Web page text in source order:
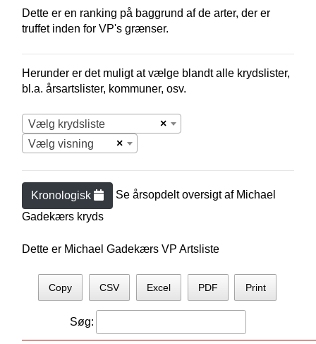
Dette er en ranking på baggrund af de arter, der er
truffet inden for VP's grænser.
Herunder er det muligt at vælge blandt alle krydslister,
bl.a. årsartslister, kommuner, osv.
×
Vælg krydsliste
×
Vælg visning
Kronologisk Se årsopdelt oversigt af Michael
Gadekærs kryds
Dette er Michael Gadekærs VP Artsliste
Copy CSV Excel PDF Print
Søg: